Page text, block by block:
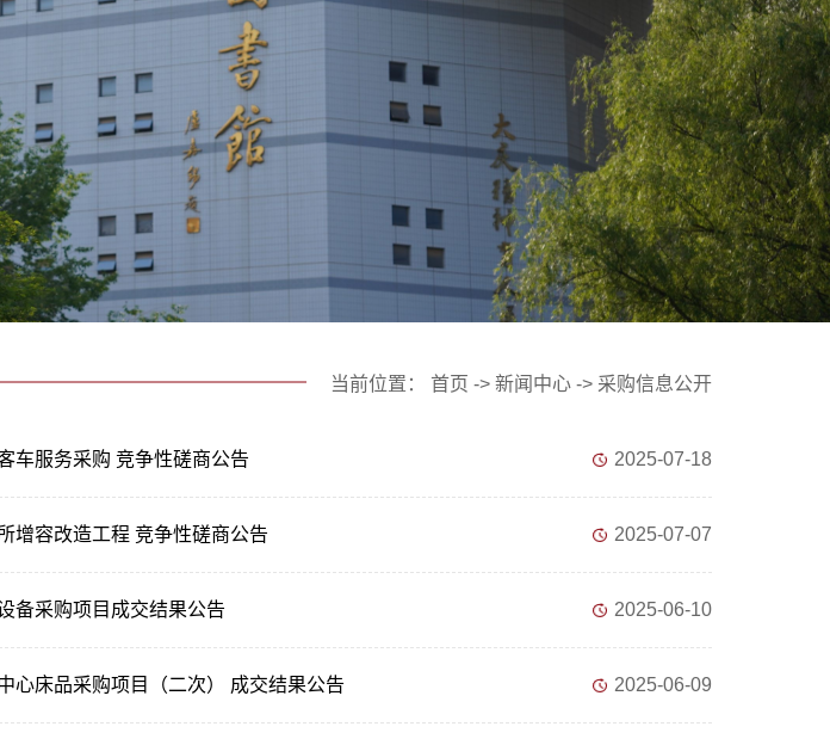
当前位置： 首页 -> 新闻中心 -> 采购信息公开
2025-07-18
车服务采购 竞争性磋商公告
2025-07-07
增容改造工程 竞争性磋商公告
2025-06-10
备采购项目成交结果公告
2025-06-09
心床品采购项目（二次） 成交结果公告